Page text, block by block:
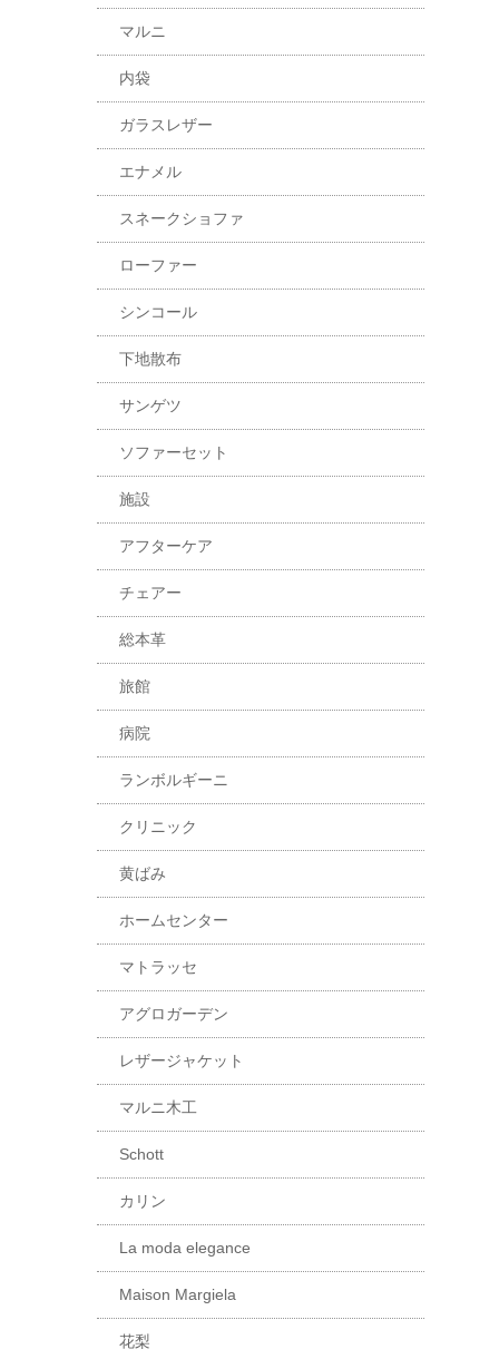
マルニ
内袋
ガラスレザー
エナメル
スネークショファ
ローファー
シンコール
下地散布
サンゲツ
ソファーセット
施設
アフターケア
チェアー
総本革
旅館
病院
ランボルギーニ
クリニック
黄ばみ
ホームセンター
マトラッセ
アグロガーデン
レザージャケット
マルニ木工
Schott
カリン
La moda elegance
Maison Margiela
花梨